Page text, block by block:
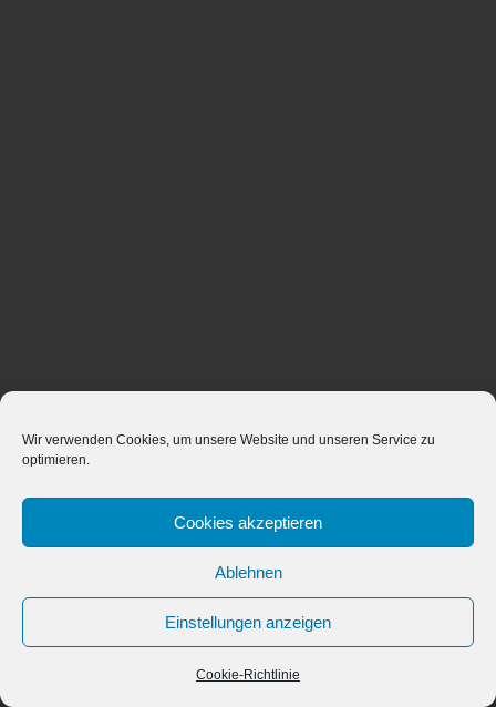
Wir verwenden Cookies, um unsere Website und unseren Service zu
optimieren.
Cookies akzeptieren
Ablehnen
Einstellungen anzeigen
Cookie-Richtlinie